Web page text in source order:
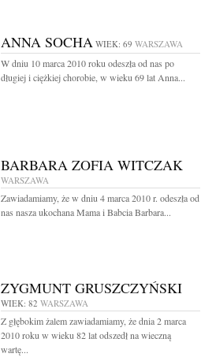
ANNA SOCHA WIEK: 69 WARSZAWA
W dniu 10 marca 2010 roku odeszła od nas po
długiej i ciężkiej chorobie, w wieku 69 lat Anna...
BARBARA ZOFIA WITCZAK
WARSZAWA
Zawiadamiamy, że w dniu 4 marca 2010 r. odeszła od
nas nasza ukochana Mama i Babcia Barbara...
ZYGMUNT GRUSZCZYŃSKI
WIEK: 82 WARSZAWA
Z głębokim żalem zawiadamiamy, że dnia 2 marca
2010 roku w wieku 82 lat odszedł na wieczną
wartę...